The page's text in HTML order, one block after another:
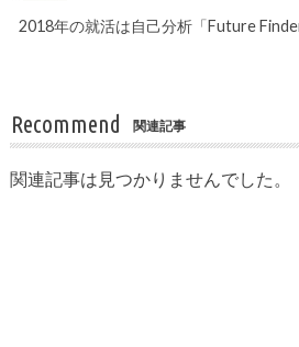
2018年の就活は自己分析「Future
Recommend 関連記事
関連記事は見つかりませんでした。